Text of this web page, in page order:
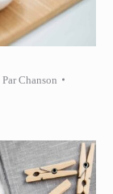
ParChanson